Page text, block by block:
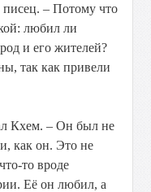
– Потому что
любил ли
и его жителей?
так как привели
Кхем. – Он был не
как он. Это не
то вроде
Её он любил, а